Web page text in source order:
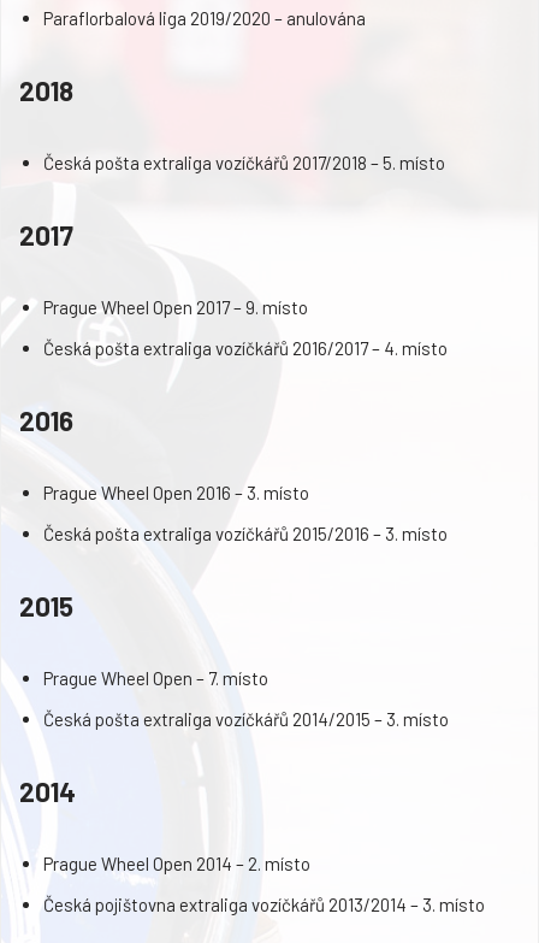
Paraflorbalová liga 2019/2020 – anulována
2018
Česká pošta extraliga vozíčkářů 2017/2018 – 5. místo
2017
Prague Wheel Open 2017 – 9. místo
Česká pošta extraliga vozíčkářů 2016/2017 – 4. místo
2016
Prague Wheel Open 2016 – 3. místo
Česká pošta extraliga vozíčkářů 2015/2016 – 3. místo
2015
Prague Wheel Open – 7. místo
Česká pošta extraliga vozíčkářů 2014/2015 – 3. místo
2014
Prague Wheel Open 2014 – 2. místo
Česká pojištovna extraliga vozíčkářů 2013/2014 – 3. místo